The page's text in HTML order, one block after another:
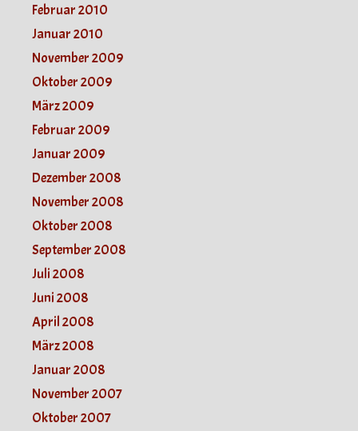
Februar 2010
Januar 2010
November 2009
Oktober 2009
März 2009
Februar 2009
Januar 2009
Dezember 2008
November 2008
Oktober 2008
September 2008
Juli 2008
Juni 2008
April 2008
März 2008
Januar 2008
November 2007
Oktober 2007